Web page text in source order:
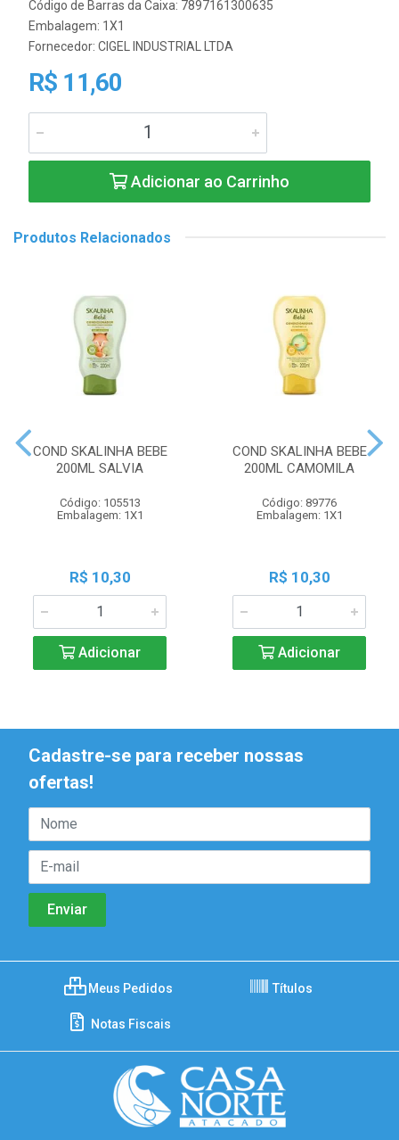
Código de Barras da Caixa: 7897161300635
Embalagem: 1X1
Fornecedor: CIGEL INDUSTRIAL LTDA
R$ 11,60
Adicionar ao Carrinho
Produtos Relacionados
COND SKALINHA BEBE
200ML SALVIA
Código: 105513
Embalagem: 1X1
R$ 10,30
Adicionar
COND SKALINHA BEBE
200ML CAMOMILA
Código: 89776
Embalagem: 1X1
R$ 10,30
Adicionar
Cadastre-se para receber nossas
ofertas!
Meus Pedidos Títulos
Notas Fiscais